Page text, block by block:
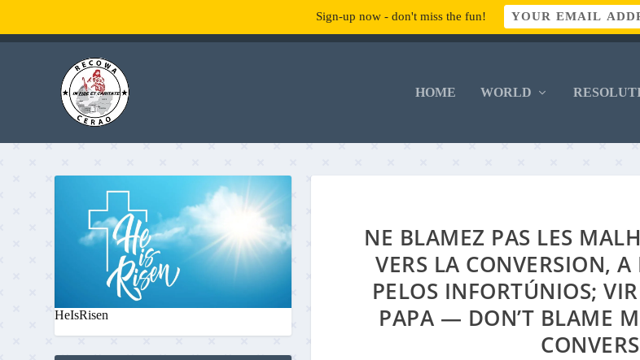
HOME WORLD
NE BLAMEZ PAS LES
VERS LA CONVERSION,
PELOS INFORTÚNIOS;
PAPA — DON’T BLAME
HeIsRisen
Sign-up now - don't miss the fun!